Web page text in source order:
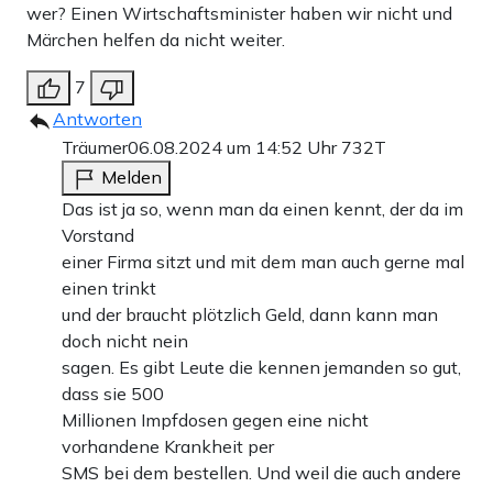
wer? Einen Wirtschaftsminister haben wir nicht und
Märchen helfen da nicht weiter.
7
Antworten
Träumer06.08.2024 um 14:52 Uhr 732T
Melden
Das ist ja so, wenn man da einen kennt, der da im
Vorstand
einer Firma sitzt und mit dem man auch gerne mal
einen trinkt
und der braucht plötzlich Geld, dann kann man
doch nicht nein
sagen. Es gibt Leute die kennen jemanden so gut,
dass sie 500
Millionen Impfdosen gegen eine nicht
vorhandene Krankheit per
SMS bei dem bestellen. Und weil die auch andere